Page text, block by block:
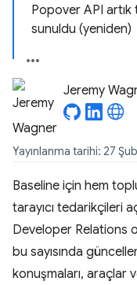
Popover API artık
sunuldu (yeniden)
Jeremy
Yayınlanma tarihi: 27
Baseline için hem
tarayıcı tedarikçileri
Developer Relations
bu sayısında
konuşmaları, araçlar